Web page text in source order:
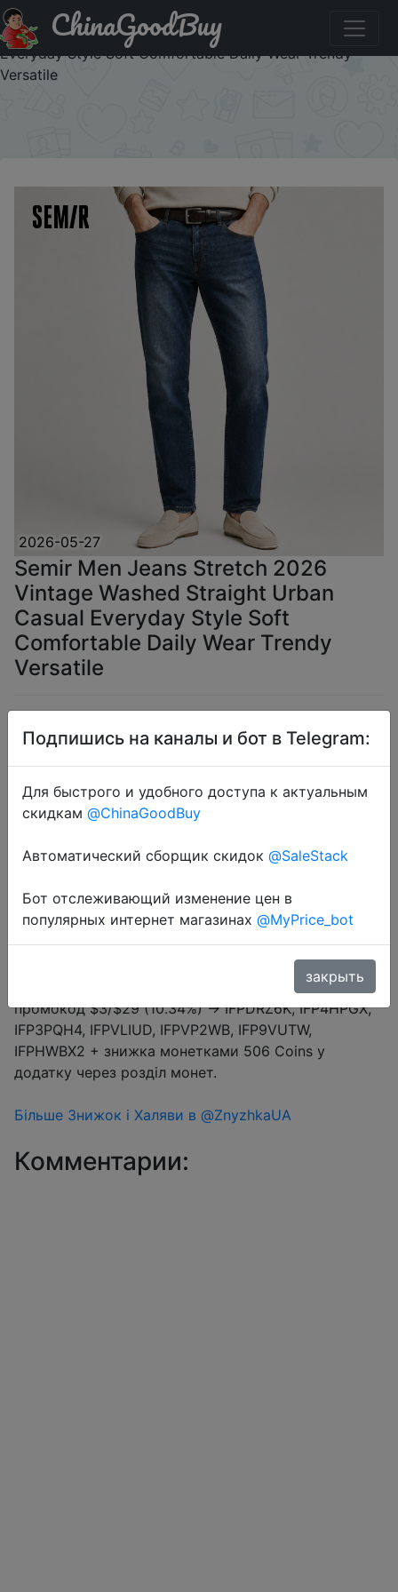
Купить по скидке :J1ODM35MUGXD Semir Men Jeans
Stretch 2026 Vintage Washed Straight Urban Casual
Everyday Style Soft Comfortable Daily Wear Trendy
Versatile
ChinaGoodBuy
2026-05-27
Semir Men Jeans Stretch 2026
Vintage Washed Straight Urban
Casual Everyday Style Soft
Comfortable Daily Wear Trendy
Versatile
$23.68
Промокод: "J1ODM35MUGXD"
Перейти в магазин
Купон продавця $2 (промокод J1ODM35MUGXD) +
промокод $3/$29 (10.34%) → IFPDRZ6K, IFP4HPGX,
IFP3PQH4, IFPVLIUD, IFPVP2WB, IFP9VUTW,
IFPHWBX2 + знижка монетками 506 Coins у
додатку через розділ монет.
Більше Знижок і Халяви в @ZnyzhkaUA
Комментарии:
Подпишись на каналы и бот в Telegram:
Для быстрого и удобного доступа к актуальным
скидкам @ChinaGoodBuy
Автоматический сборщик скидок @SaleStack
Бот отслеживающий изменение цен в
популярных интернет магазинах @MyPrice_bot
закрыть